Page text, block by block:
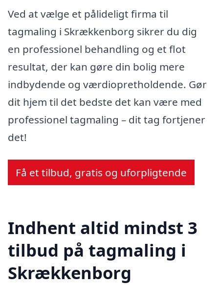
Ved at vælge et pålideligt firma til
tagmaling i Skrækkenborg sikrer du dig
en professionel behandling og et flot
resultat, der kan gøre din bolig mere
indbydende og værdiopretholdende. Gør
dit hjem til det bedste det kan være med
professionel tagmaling – dit tag fortjener
det!
Få et tilbud, gratis og uforpligtende
Indhent altid mindst 3
tilbud på tagmaling i
Skrækkenborg